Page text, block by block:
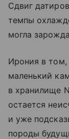
Сдвиг
темпы
могла
Ирония в том,
маленький
в хранилище
остается
и уже
породы